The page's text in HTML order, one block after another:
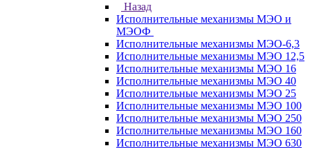
Назад
Исполнительные механизмы МЭО и
МЭОФ
Исполнительные механизмы МЭО-6,3
Исполнительные механизмы МЭО 12,5
Исполнительные механизмы МЭО 16
Исполнительные механизмы МЭО 40
Исполнительные механизмы МЭО 25
Исполнительные механизмы МЭО 100
Исполнительные механизмы МЭО 250
Исполнительные механизмы МЭО 160
Исполнительные механизмы МЭО 630